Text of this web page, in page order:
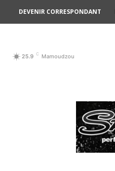
DEVENIR CORRESPONDANT
25.9 C Mamoudzou